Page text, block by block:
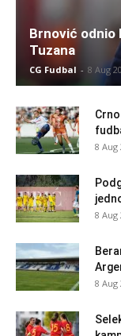
Brnović odnio
Tuzana
CG Fudbal - 8 Aug
8 Aug
8 Aug
8 Aug